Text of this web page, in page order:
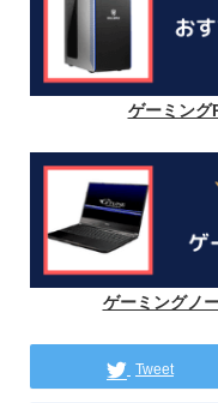
ゲーミング
ゲーミングノ
Tweet